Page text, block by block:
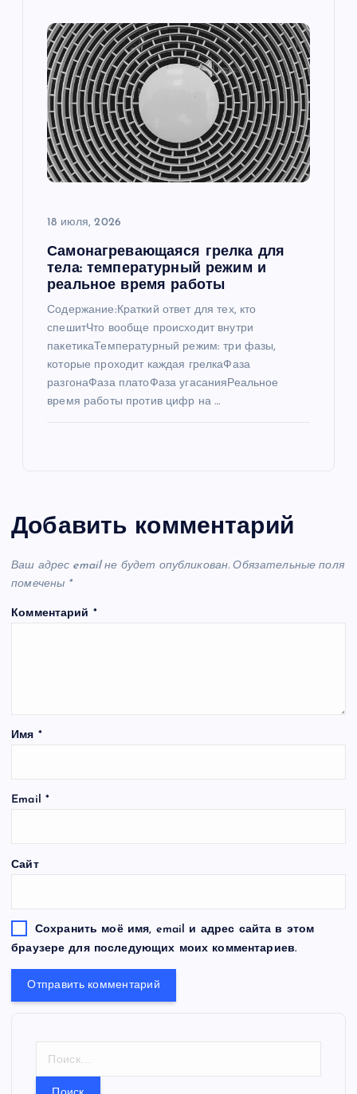
18 июля, 2026
Самонагревающаяся грелка для
тела: температурный режим и
реальное время работы
Содержание:Краткий ответ для тех, кто
спешитЧто вообще происходит внутри
пакетикаТемпературный режим: три фазы,
которые проходит каждая грелкаФаза
разгонаФаза платоФаза угасанияРеальное
время работы против цифр на …
Добавить комментарий
Ваш адрес email не будет опубликован. Обязательные поля
помечены *
Комментарий *
Имя *
Email *
Сайт
Сохранить моё имя, email и адрес сайта в этом
браузере для последующих моих комментариев.